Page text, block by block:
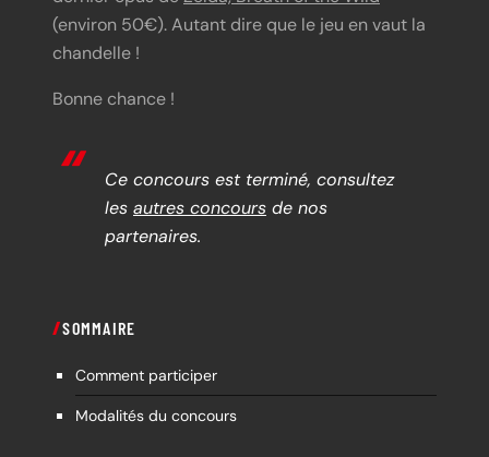
(environ 50€). Autant dire que le jeu en vaut la
chandelle !
Bonne chance !
Ce concours est terminé, consultez
les autres concours de nos
partenaires.
SOMMAIRE
Comment participer
Modalités du concours